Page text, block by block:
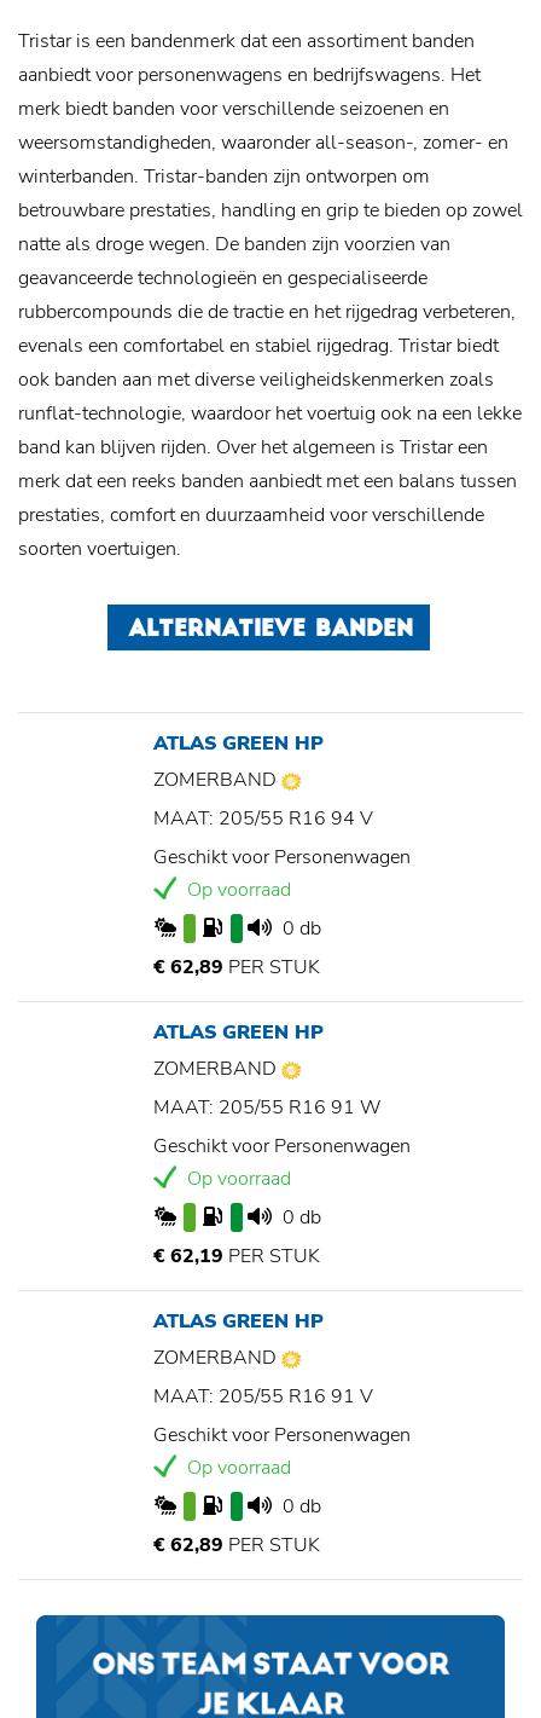
Tristar is een bandenmerk dat een assortiment banden
aanbiedt voor personenwagens en bedrijfswagens. Het
merk biedt banden voor verschillende seizoenen en
weersomstandigheden, waaronder all-season-, zomer- en
winterbanden. Tristar-banden zijn ontworpen om
betrouwbare prestaties, handling en grip te bieden op zowel
natte als droge wegen. De banden zijn voorzien van
geavanceerde technologieën en gespecialiseerde
rubbercompounds die de tractie en het rijgedrag verbeteren,
evenals een comfortabel en stabiel rijgedrag. Tristar biedt
ook banden aan met diverse veiligheidskenmerken zoals
runflat-technologie, waardoor het voertuig ook na een lekke
band kan blijven rijden. Over het algemeen is Tristar een
merk dat een reeks banden aanbiedt met een balans tussen
prestaties, comfort en duurzaamheid voor verschillende
soorten voertuigen.
ALTERNATIEVE BANDEN
ATLAS GREEN HP
ZOMERBAND
MAAT: 205/55 R16 94 V
Geschikt voor Personenwagen
Op voorraad
0 db
€ 62,89 PER STUK
ATLAS GREEN HP
ZOMERBAND
MAAT: 205/55 R16 91 W
Geschikt voor Personenwagen
Op voorraad
0 db
€ 62,19 PER STUK
ATLAS GREEN HP
ZOMERBAND
MAAT: 205/55 R16 91 V
Geschikt voor Personenwagen
Op voorraad
0 db
€ 62,89 PER STUK